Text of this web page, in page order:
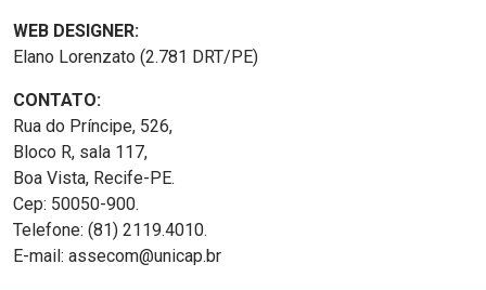
WEB DESIGNER:
Elano Lorenzato (2.781 DRT/PE)
CONTATO:
Rua do Príncipe, 526,
Bloco R, sala 117,
Boa Vista, Recife-PE.
Cep: 50050-900.
Telefone: (81) 2119.4010.
E-mail: assecom@unicap.br